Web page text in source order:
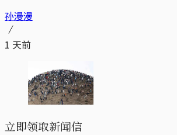
孙漫漫
1 天前
立即领取新闻信